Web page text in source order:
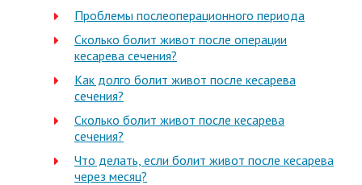
Проблемы послеоперационного периода
Сколько болит живот после операции
кесарева сечения?
Как долго болит живот после кесарева
сечения?
Сколько болит живот после кесарева
сечения?
Что делать, если болит живот после кесарева
через месяц?